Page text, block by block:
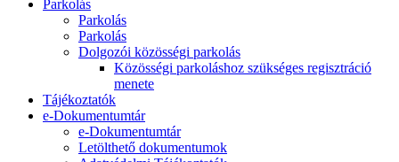
Parkolás
Parkolás
Parkolás
Dolgozói közösségi parkolás
Közösségi parkoláshoz szükséges regisztráció
menete
Tájékoztatók
e-Dokumentumtár
e-Dokumentumtár
Letölthető dokumentumok